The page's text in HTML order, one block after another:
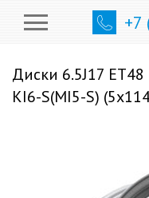
+7
Диски 6.5J17
KI6-S(MI5-S)